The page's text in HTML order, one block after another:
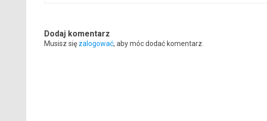
Dodaj komentarz
Musisz się zalogować, aby móc dodać komentarz.